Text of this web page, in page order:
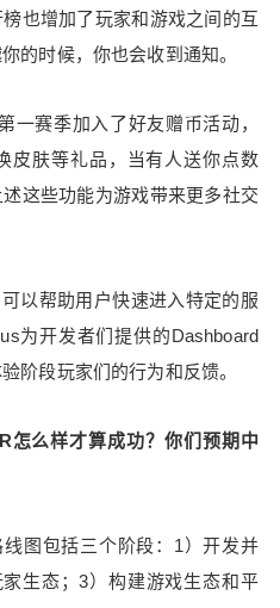
也增加了玩家和游戏之间的互
的时候，你也会收到通知。
一赛季加入了好友赠币活动，
皮肤等礼品，当有人送你点数
这些功能为游戏带来更多社交
以帮助用户快速进入特定的服
为开发者们提供的Dashboard
阶段玩家们的行为和反馈。
怎么样才算成功？你们预期中
图包括三个阶段：1）开发并
生态；3）构建游戏生态和平